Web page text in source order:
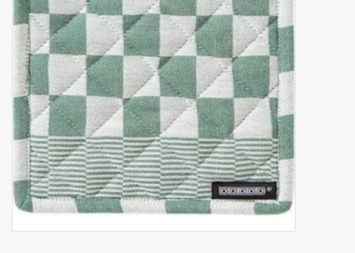
Koken
Op Tafel
Koffie & Thee
Lifestyle
Vroeger